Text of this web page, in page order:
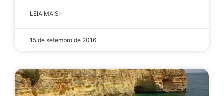
LEIA MAIS»
15 de setembro de 2016